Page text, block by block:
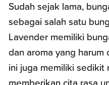
Sudah sejak lama,
sebagai salah satu
Lavender memiliki
dan aroma yang harum
ini juga memiliki sedikit